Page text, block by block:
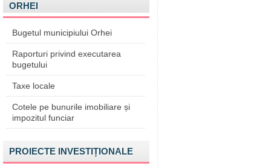
ORHEI
Bugetul municipiului Orhei
Raporturi privind executarea
bugetului
Taxe locale
Cotele pe bunurile imobiliare și
impozitul funciar
PROIECTE INVESTIȚIONALE